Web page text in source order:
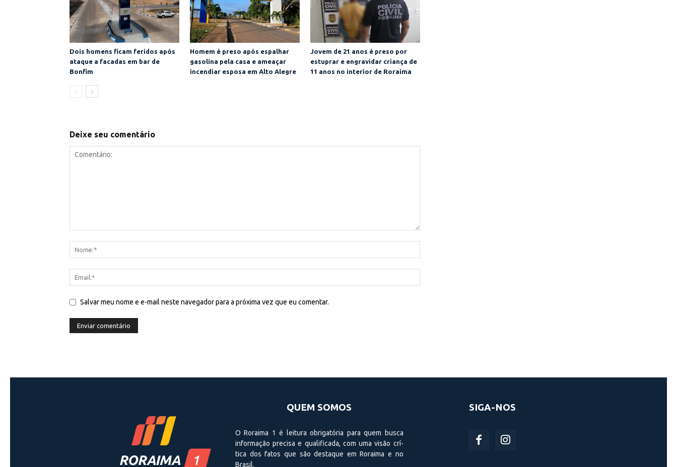
Dois homens ficam feridos após
ataque a facadas em bar de
Bonfim
Homem é preso após espalhar
gasolina pela casa e ameaçar
incendiar esposa em Alto Alegre
Jovem de 21 anos é preso por
estuprar e engravidar criança de
11 anos no interior de Roraima
Deixe seu comentário
Salvar meu nome e e-mail neste navegador para a próxima vez que eu comentar.
QUEM SOMOS
O Roraima 1 é leitura obrigatória para quem busca
informação precisa e qualificada, com uma visão crí­
tica dos fatos que são destaque em Roraima e no
Brasil.
SIGA-NOS